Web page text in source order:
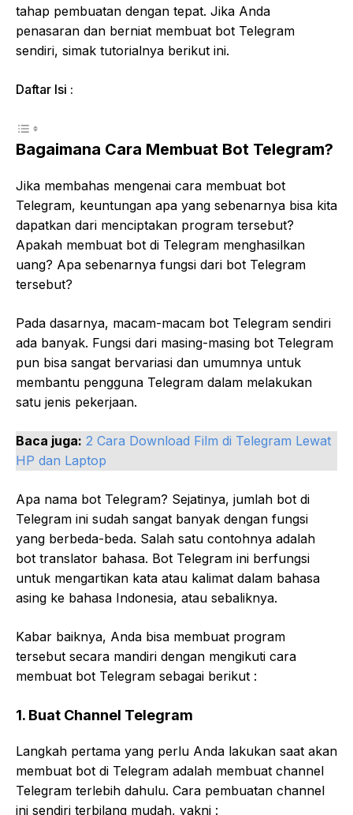
tahap pembuatan dengan tepat. Jika Anda
penasaran dan berniat membuat bot Telegram
sendiri, simak tutorialnya berikut ini.
Daftar Isi :
Bagaimana Cara Membuat Bot Telegram?
Jika membahas mengenai cara membuat bot
Telegram, keuntungan apa yang sebenarnya bisa kita
dapatkan dari menciptakan program tersebut?
Apakah membuat bot di Telegram menghasilkan
uang? Apa sebenarnya fungsi dari bot Telegram
tersebut?
Pada dasarnya, macam-macam bot Telegram sendiri
ada banyak. Fungsi dari masing-masing bot Telegram
pun bisa sangat bervariasi dan umumnya untuk
membantu pengguna Telegram dalam melakukan
satu jenis pekerjaan.
Baca juga: 2 Cara Download Film di Telegram Lewat
HP dan Laptop
Apa nama bot Telegram? Sejatinya, jumlah bot di
Telegram ini sudah sangat banyak dengan fungsi
yang berbeda-beda. Salah satu contohnya adalah
bot translator bahasa. Bot Telegram ini berfungsi
untuk mengartikan kata atau kalimat dalam bahasa
asing ke bahasa Indonesia, atau sebaliknya.
Kabar baiknya, Anda bisa membuat program
tersebut secara mandiri dengan mengikuti cara
membuat bot Telegram sebagai berikut :
1. Buat Channel Telegram
Langkah pertama yang perlu Anda lakukan saat akan
membuat bot di Telegram adalah membuat channel
Telegram terlebih dahulu. Cara pembuatan channel
ini sendiri terbilang mudah, yakni :